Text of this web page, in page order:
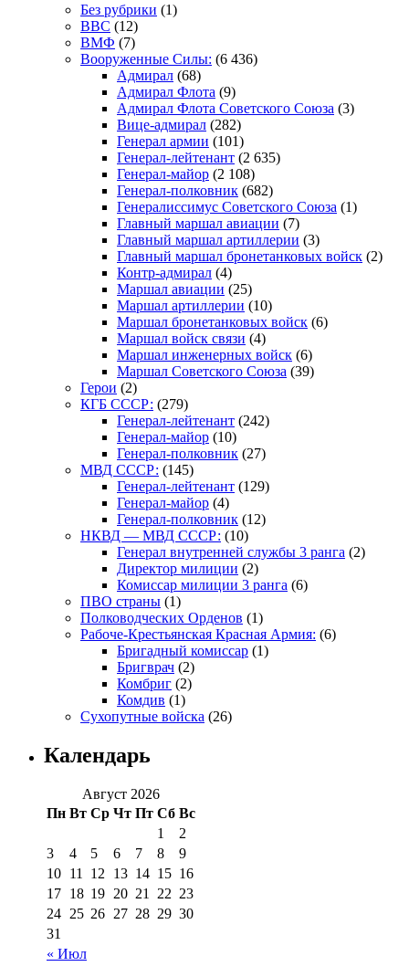
Без рубрики (1)
ВВС (12)
ВМФ (7)
Вооруженные Силы: (6 436)
Адмирал (68)
Адмирал Флота (9)
Адмирал Флота Советского Союза (3)
Вице-адмирал (282)
Генерал армии (101)
Генерал-лейтенант (2 635)
Генерал-майор (2 108)
Генерал-полковник (682)
Генералиссимус Советского Союза (1)
Главный маршал авиации (7)
Главный маршал артиллерии (3)
Главный маршал бронетанковых войск (2)
Контр-адмирал (4)
Маршал авиации (25)
Маршал артиллерии (10)
Маршал бронетанковых войск (6)
Маршал войск связи (4)
Маршал инженерных войск (6)
Маршал Советского Союза (39)
Герои (2)
КГБ СССР: (279)
Генерал-лейтенант (242)
Генерал-майор (10)
Генерал-полковник (27)
МВД СССР: (145)
Генерал-лейтенант (129)
Генерал-майор (4)
Генерал-полковник (12)
НКВД — МВД СССР: (10)
Генерал внутренней службы 3 ранга (2)
Директор милиции (2)
Комиссар милиции 3 ранга (6)
ПВО страны (1)
Полководческих Орденов (1)
Рабоче-Крестьянская Красная Армия: (6)
Бригадный комиссар (1)
Бригврач (2)
Комбриг (2)
Комдив (1)
Сухопутные войска (26)
Календарь
Август 2026
Пн Вт Ср Чт Пт Сб Вс
« Июл
1
2
3
4 5 6 7 8
9
10 11 12 13 14 15 16
17 18 19 20 21 22 23
24 25 26 27 28 29 30
31